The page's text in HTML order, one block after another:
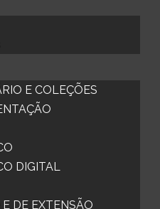
E COLEÇÕES
DIGITAL
DE EXTENSÃO